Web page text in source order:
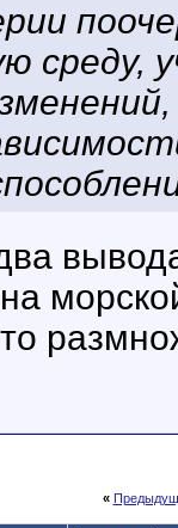
среду,
«